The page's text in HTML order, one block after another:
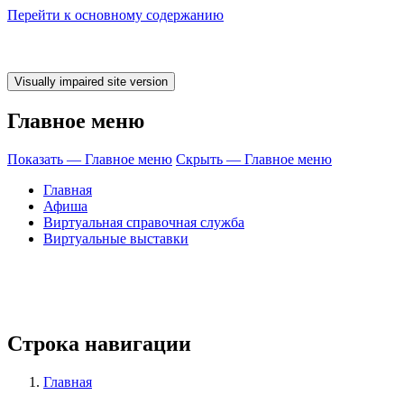
Перейти к основному содержанию
Главное меню
Показать — Главное меню Скрыть — Главное меню
Главная
Афиша
Виртуальная справочная служба
Виртуальные выставки
Строка навигации
Главная